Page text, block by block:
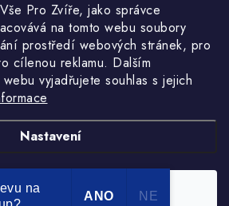
Pro Zvíře, jako správce
na tomto webu soubory
prostředí webových stránek, pro
cílenou reklamu. Dalším
vyjadřujete souhlas s jejich
Nastavení
Souhlasím
údajů
recenze
Pro Zvíře . Všechna práva vyhrazena.
na
ANO NE